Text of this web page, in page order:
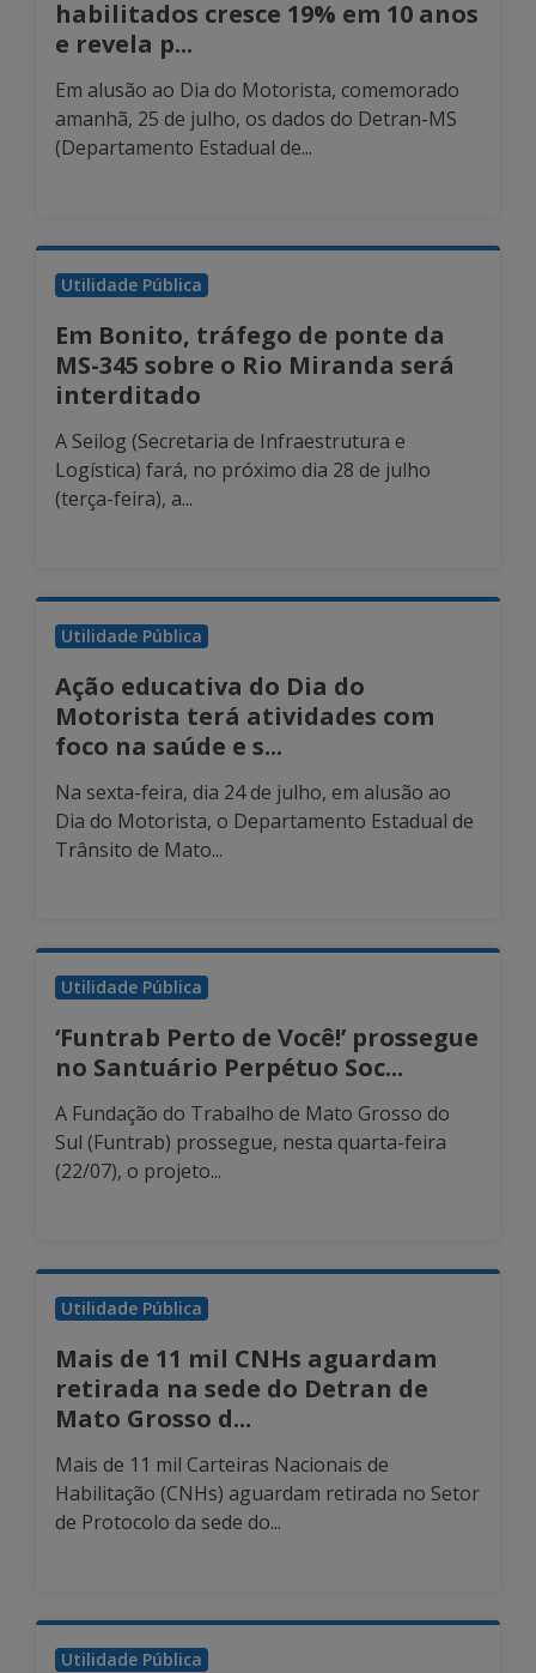
habilitados cresce 19% em 10 anos
e revela p...
Em alusão ao Dia do Motorista, comemorado
amanhã, 25 de julho, os dados do Detran-MS
(Departamento Estadual de...
Utilidade Pública
Em Bonito, tráfego de ponte da
MS-345 sobre o Rio Miranda será
interditado
A Seilog (Secretaria de Infraestrutura e
Logística) fará, no próximo dia 28 de julho
(terça-feira), a...
Utilidade Pública
Ação educativa do Dia do
Motorista terá atividades com
foco na saúde e s...
Na sexta-feira, dia 24 de julho, em alusão ao
Dia do Motorista, o Departamento Estadual de
Trânsito de Mato...
Utilidade Pública
‘Funtrab Perto de Você!’ prossegue
no Santuário Perpétuo Soc...
A Fundação do Trabalho de Mato Grosso do
Sul (Funtrab) prossegue, nesta quarta-feira
(22/07), o projeto...
Utilidade Pública
Mais de 11 mil CNHs aguardam
retirada na sede do Detran de
Mato Grosso d...
Mais de 11 mil Carteiras Nacionais de
Habilitação (CNHs) aguardam retirada no Setor
de Protocolo da sede do...
Utilidade Pública